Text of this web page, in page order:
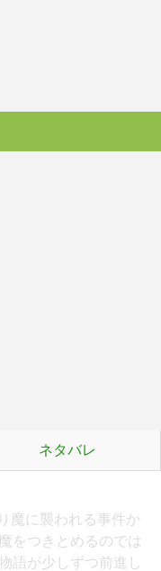
ネタバレ
魔に襲われる事件か
をつきとめるのでは
語が少しずつ前進し